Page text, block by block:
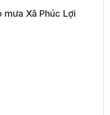
Xã Phúc Lợi